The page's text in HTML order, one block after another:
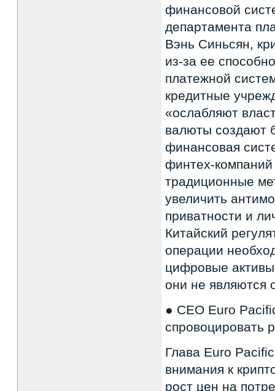
финансовой
департамента
Вэнь Синьсян,
из-за ее
платежной
кредитные
«ослабляют
валюты создают
финансовая
финтех-
традиционные
увеличить
приватности и
Китайский
операции
цифровые
они не являются
● СЕО Euro
спровоцировать
Глава Euro
внимания к
рост цен на